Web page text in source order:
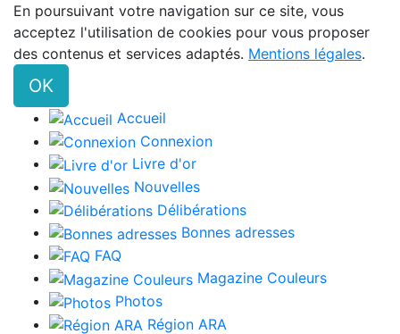
En poursuivant votre navigation sur ce site, vous
acceptez l'utilisation de cookies pour vous proposer
des contenus et services adaptés. Mentions légales.
OK
Accueil
Connexion
Livre d'or
Nouvelles
Délibérations
Bonnes adresses
FAQ
Magazine Couleurs
Photos
Région ARA